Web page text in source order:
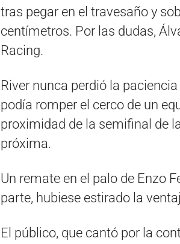
tras pegar en el travesaño y
centímetros. Por las dudas,
Racing.
River nunca perdió la
podía romper el cerco de un
proximidad de la semifinal de
próxima.
Un remate en el palo de Enzo
parte, hubiese estirado la
El público, que cantó por la